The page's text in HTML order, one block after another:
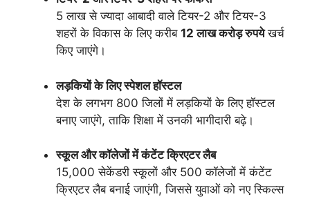
5 लाख से ज्यादा आबादी वाले टियर-2 और टियर-3
शहरों के विकास के लिए करीब 12 लाख करोड़ रुपयेखर्च
किए जाएंगे।
लड़कियों के लिए स्पेशल हॉस्टल
देश के लगभग 800 जिलों में लड़कियों के लिए हॉस्टल
बनाए जाएंगे, ताकि शिक्षा में उनकी भागीदारी बढ़े।
स्कूल और कॉलेजों में कंटेंट क्रिएटर लैब
15,000 सेकेंडरी स्कूलों और 500 कॉलेजों में कंटेंट
क्रिएटर लैब बनाई जाएंगी, जिससे युवाओं को नए स्किल्स